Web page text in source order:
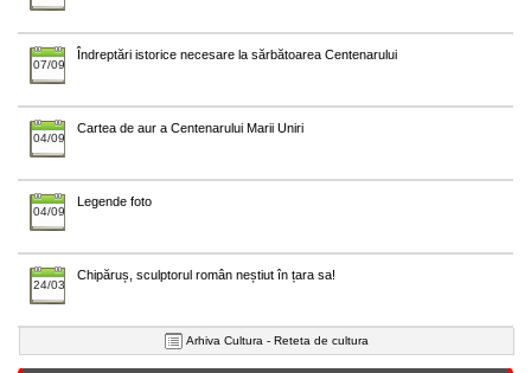
07/09
Îndreptări istorice necesare la sărbătoarea Centenarului
04/09
Cartea de aur a Centenarului Marii Uniri
04/09
Legende foto
24/03
Chipăruș, sculptorul român neștiut în țara sa!
Arhiva Cultura - Reteta de cultura